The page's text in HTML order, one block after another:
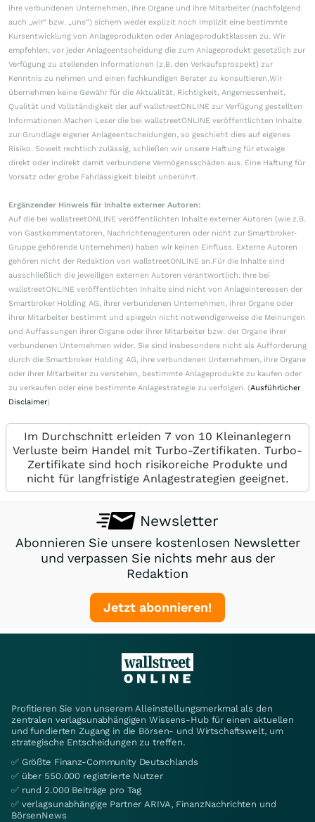
ihre verbundenen Unternehmen, ihre Organe und ihre Mitarbeiter (nachfolgend
auch „wir“ bzw. „uns“) sichern weder explizit noch implizit eine bestimmte
Kursentwicklung von Anlageprodukten oder Anlageproduktklassen zu. Wir
empfehlen, vor jeder Anlageentscheidung die zum Anlageprodukt gesetzlich zur
Verfügung zu stellenden Informationen (z.B. den Verkaufsprospekt) zur
Kenntnis zu nehmen und einen fachkundigen Berater zu konsultieren.Wir
übernehmen keine Gewähr für die Aktualität, Richtigkeit, Angemessenheit,
Qualität und Vollständigkeit der auf wallstreetONLINE zur Verfügung gestellten
Informationen.Machen Leser die bei wallstreetONLINE veröffentlichten Inhalte
zur Grundlage eigener Anlageentscheidungen, so geschieht dies auf eigenes
Risiko. Soweit rechtlich zulässig, schließen wir unsere Haftung für etwaige
direkt oder indirekt damit verbundene Vermögensschäden aus. Eine Haftung für
Vorsatz oder grobe Fahrlässigkeit bleibt unberührt.
Ergänzender Hinweis für Inhalte externer Autoren:
Auf die bei wallstreetONLINE veröffentlichten Inhalte externer Autoren (wie z.B.
von Gastkommentatoren, Nachrichtenagenturen oder nicht zur Smartbroker-
Gruppe gehörende Unternehmen) haben wir keinen Einfluss. Externe Autoren
gehören nicht der Redaktion von wallstreetONLINE an.Für die Inhalte sind
ausschließlich die jeweiligen externen Autoren verantwortlich. Ihre bei
wallstreetONLINE veröffentlichten Inhalte sind nicht von Anlageinteressen der
Smartbroker Holding AG, ihrer verbundenen Unternehmen, ihrer Organe oder
ihrer Mitarbeiter bestimmt und spiegeln nicht notwendigerweise die Meinungen
und Auffassungen ihrer Organe oder ihrer Mitarbeiter bzw. der Organe ihrer
verbundenen Unternehmen wider. Sie sind insbesondere nicht als Aufforderung
durch die Smartbroker Holding AG, ihre verbundenen Unternehmen, ihre Organe
oder ihrer Mitarbeiter zu verstehen, bestimmte Anlageprodukte zu kaufen oder
zu verkaufen oder eine bestimmte Anlagestrategie zu verfolgen. (Ausführlicher
Disclaimer)
Im Durchschnitt erleiden 7 von 10 Kleinanlegern
Verluste beim Handel mit Turbo-Zertifikaten. Turbo-
Zertifikate sind hoch risikoreiche Produkte und
nicht für langfristige Anlagestrategien geeignet.
Newsletter
Abonnieren Sie unsere kostenlosen Newsletter
und verpassen Sie nichts mehr aus der
Redaktion
Jetzt abonnieren!
Profitieren Sie von unserem Alleinstellungsmerkmal als den
zentralen verlagsunabhängigen Wissens-Hub für einen aktuellen
und fundierten Zugang in die Börsen- und Wirtschaftswelt, um
strategische Entscheidungen zu treffen.
✅ Größte Finanz-Community Deutschlands
✅ über 550.000 registrierte Nutzer
✅ rund 2.000 Beiträge pro Tag
✅ verlagsunabhängige Partner ARIVA, FinanzNachrichten und
BörsenNews